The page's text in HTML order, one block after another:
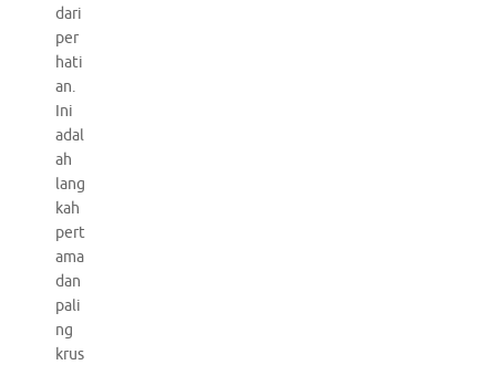
dari
per
hati
an.
Ini
adal
ah
lang
kah
pert
ama
dan
pali
ng
krus